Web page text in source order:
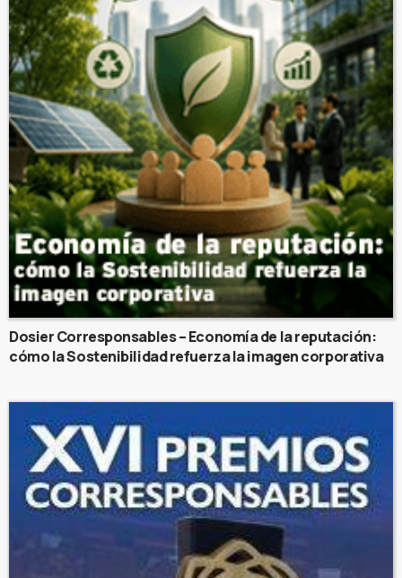
Dosier Corresponsables – Economía de la reputación:
cómo la Sostenibilidad refuerza la imagen corporativa